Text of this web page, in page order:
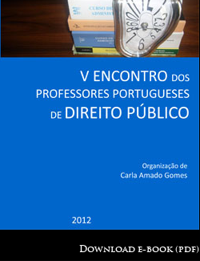
Download e-book (pdf)